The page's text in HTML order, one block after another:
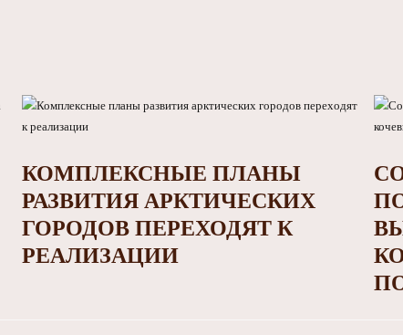
КОМПЛЕКСНЫЕ ПЛАНЫ
РАЗВИТИЯ АРКТИЧЕСКИХ
ГОРОДОВ ПЕРЕХОДЯТ К
РЕАЛИЗАЦИИ